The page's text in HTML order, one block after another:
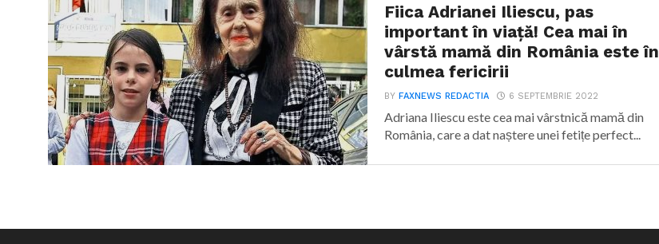
Fiica Adrianei Iliescu, pas
important în viață! Cea mai în
vârstă mamă din România este în
culmea fericirii
BYFAXNEWS REDACTIA 6 SEPTEMBRIE 2022
Adriana Iliescu este cea mai vârstnică mamă din
România, care a dat naștere unei fetițe perfect...